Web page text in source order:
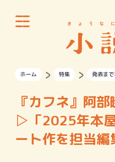
ホーム 特集 発表ま
『カフネ』阿
▷「2025年本
ート作を担当編